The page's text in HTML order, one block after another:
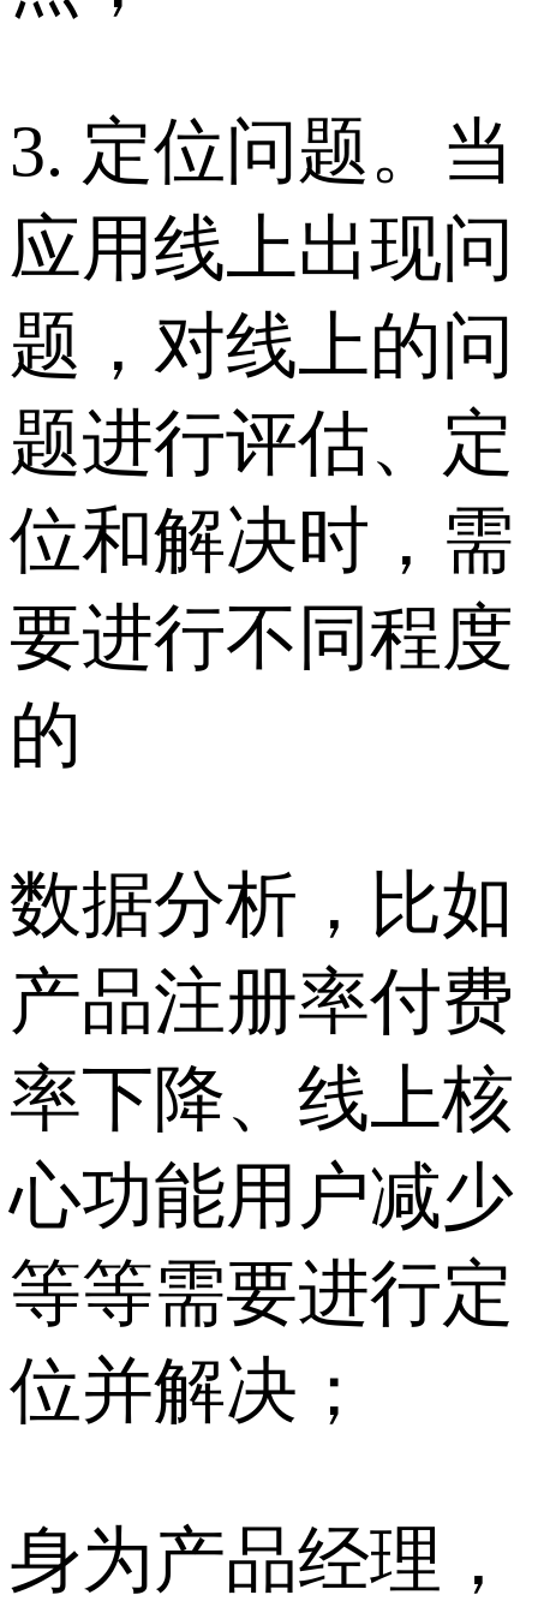
3. 定位问题。当
应用线上出现问
题，对线上的问
题进行评估、定
位和解决时，需
要进行不同程度
的
数据分析，比如
产品注册率付费
率下降、线上核
心功能用户减少
等等需要进行定
位并解决；
身为产品经理，